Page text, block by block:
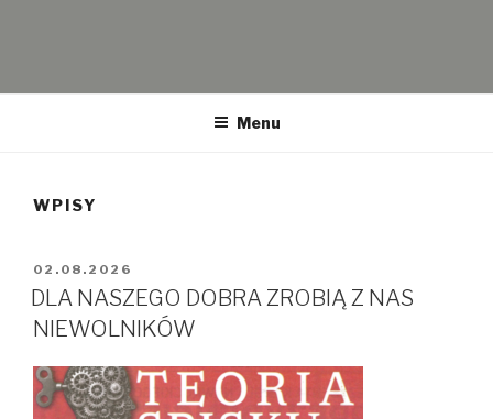
WOLNI I SOLIDARNI
Menu
WPISY
OPUBLIKOWANE
W
02.08.2026
DLA NASZEGO DOBRA ZROBIĄ Z NAS
NIEWOLNIKÓW